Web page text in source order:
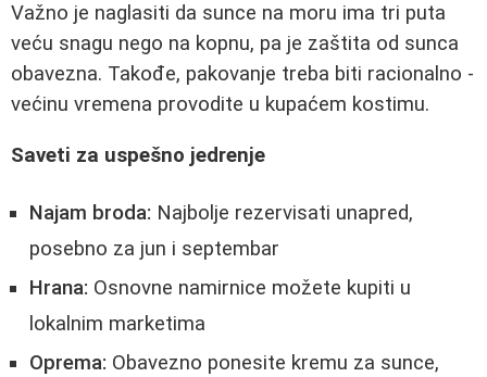
Važno je naglasiti da sunce na moru ima tri puta
veću snagu nego na kopnu, pa je zaštita od sunca
obavezna. Takođe, pakovanje treba biti racionalno -
većinu vremena provodite u kupaćem kostimu.
Saveti za uspešno jedrenje
Najam broda: Najbolje rezervisati unapred,
posebno za jun i septembar
Hrana: Osnovne namirnice možete kupiti u
lokalnim marketima
Oprema: Obavezno ponesite kremu za sunce,